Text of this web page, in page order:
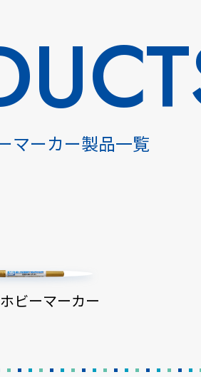
マーカー製品一覧
ビーマーカー